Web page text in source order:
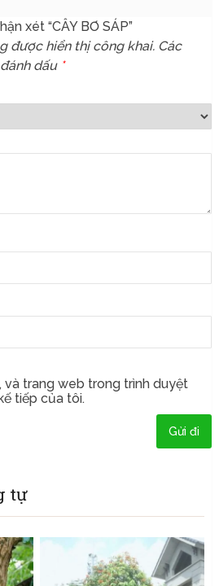
xét “CÂY BƠ SÁP”
được hiển thị công khai. Các
dấu *
và trang web trong trình duyệt
tiếp của tôi.
tự